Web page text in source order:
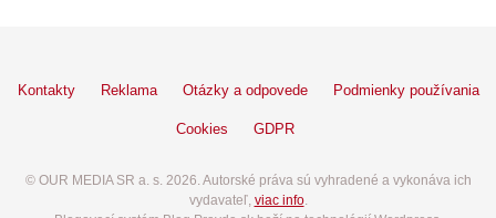
Kontakty Reklama Otázky a odpovede Podmienky používania
Cookies GDPR
© OUR MEDIA SR a. s. 2026. Autorské práva sú vyhradené a vykonáva ich
vydavateľ, viac info.